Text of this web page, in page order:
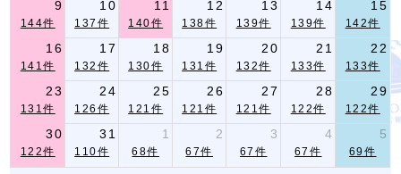
9 10 11 12 13 14 15
144件 137件 140件 138件 139件 139件 142件
16 17 18 19 20 21 22
141件 132件 130件 131件 132件 133件 133件
23 24 25 26 27 28 29
131件 126件 121件 121件 121件 122件 122件
30 31 1 2 3 4 5
122件 110件 68件 67件 67件 67件 69件